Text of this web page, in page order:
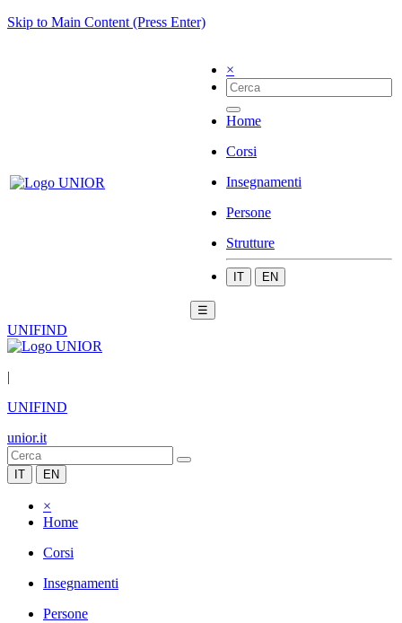
Skip to Main Content (Press Enter)
×
Home
Corsi
Insegnamenti
Persone
Strutture
IT EN
☰
UNIFIND
|
UNIFIND
unior.it
IT EN
×
Home
Corsi
Insegnamenti
Persone